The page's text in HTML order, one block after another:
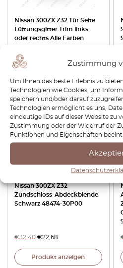
Zustimmung
Um Ihnen das beste Erlebnis zu
Technologien wie Cookies, um
speichern und/oder darauf
Technologien ermöglicht es uns,
eindeutige IDs auf dieser Website zu
Zustimmung oder der Widerruf der
Funktionen und Eigenschaften
Nissan 300ZX Z32 Tür Seite
Lüftungsgitter Trim links
oder rechts Alle Farben
€63,60
-30%
Nissan 300ZX Z32
Zündschloss-Abdeckblende
Schwarz 48474-30P00
€32,40 €22,68
Produkt anzeigen